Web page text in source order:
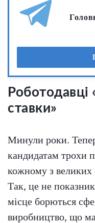
Роботодавці
ставки»
Минули роки.
кандидатам трохи
кожному з великих
Так, це не
місце борються
виробництво, що